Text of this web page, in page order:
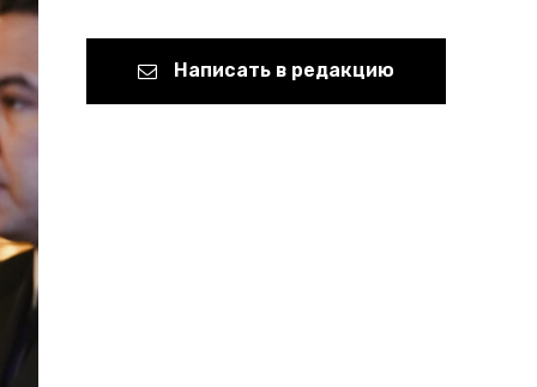
Написать в редакцию